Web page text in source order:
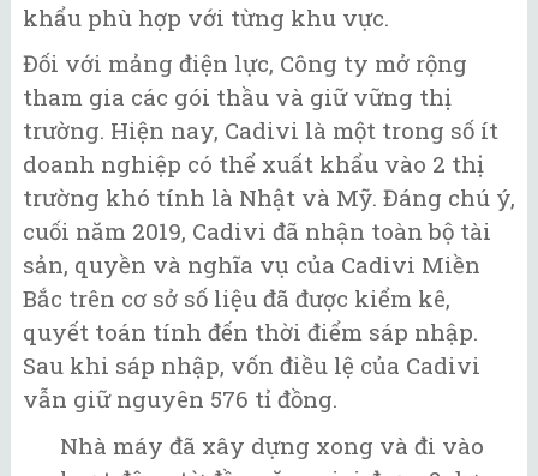
khẩu phù hợp với từng khu vực.
Đối với mảng điện lực, Công ty mở rộng
tham gia các gói thầu và giữ vững thị
trường. Hiện nay, Cadivi là một trong số ít
doanh nghiệp có thể xuất khẩu vào 2 thị
trường khó tính là Nhật và Mỹ. Đáng chú ý,
cuối năm 2019, Cadivi đã nhận toàn bộ tài
sản, quyền và nghĩa vụ của Cadivi Miền
Bắc trên cơ sở số liệu đã được kiểm kê,
quyết toán tính đến thời điểm sáp nhập.
Sau khi sáp nhập, vốn điều lệ của Cadivi
vẫn giữ nguyên 576 tỉ đồng.
Nhà máy đã xây dựng xong và đi vào